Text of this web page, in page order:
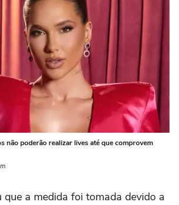
não poderão realizar lives até que comprovem
a medida foi tomada devido a